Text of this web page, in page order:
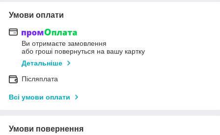
Умови оплати
Ви отримаєте замовлення
або гроші повернуться на вашу картку
Детальніше
Післяплата
Всі умови оплати
Умови повернення